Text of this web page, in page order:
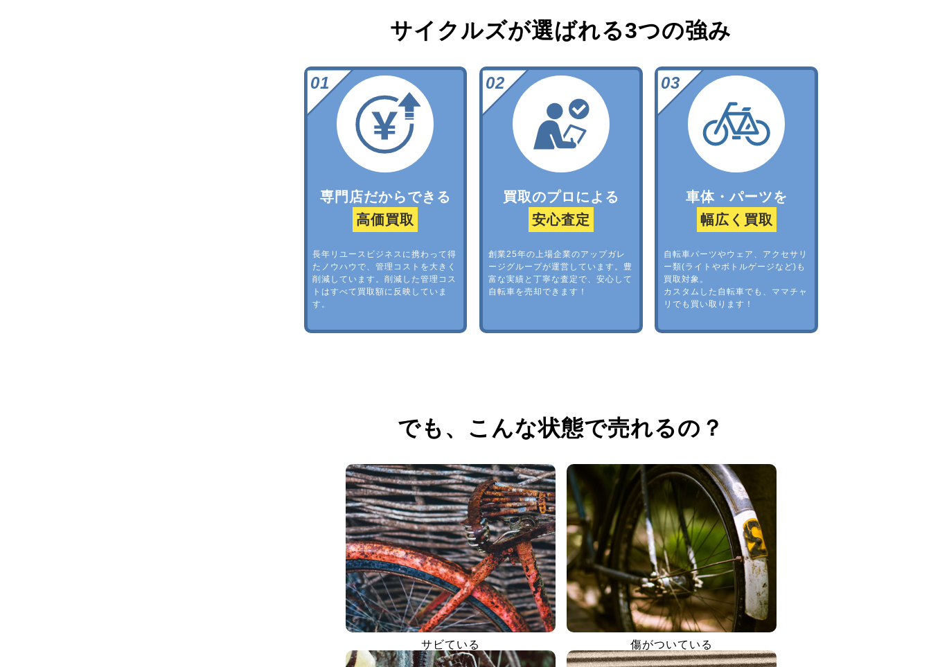
サイクルズが選ばれる3つの強み
専門店だからできる
高価買取
長年リユースビジネスに携わって得
たノウハウで、管理コストを大きく
削減しています。削減した管理コス
トはすべて買取額に反映していま
す。
買取のプロによる
安心査定
創業25年の上場企業のアップガレ
ージグループが運営しています。豊
富な実績と丁寧な査定で、安心して
自転車を売却できます！
車体・パーツを
幅広く買取
自転車パーツやウェア、アクセサリ
ー類(ライトやボトルゲージなど)も
買取対象。
カスタムした自転車でも、ママチャ
リでも買い取ります！
でも、 こんな状態で売れるの？
サビている 傷がついている